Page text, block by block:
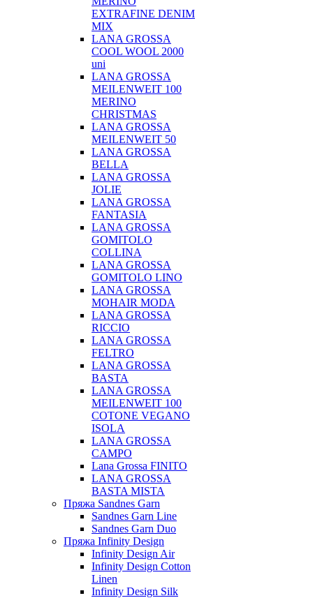
EXTRAFINE DENIM
MIX
LANA GROSSA
COOL WOOL 2000
uni
LANA GROSSA
MEILENWEIT 100
MERINO
CHRISTMAS
LANA GROSSA
MEILENWEIT 50
LANA GROSSA
BELLA
LANA GROSSA
JOLIE
LANA GROSSA
FANTASIA
LANA GROSSA
GOMITOLO
COLLINA
LANA GROSSA
GOMITOLO LINO
LANA GROSSA
MOHAIR MODA
LANA GROSSA
RICCIO
LANA GROSSA
FELTRO
LANA GROSSA
BASTA
LANA GROSSA
MEILENWEIT 100
COTONE VEGANO
ISOLA
LANA GROSSA
CAMPO
Lana Grossa FINITO
LANA GROSSA
BASTA MISTA
Пряжа Sandnes Garn
Sandnes Garn Line
Sandnes Garn Duo
Пряжа Infinity Design
Infinity Design Air
Infinity Design Cotton
Linen
Infinity Design Silk